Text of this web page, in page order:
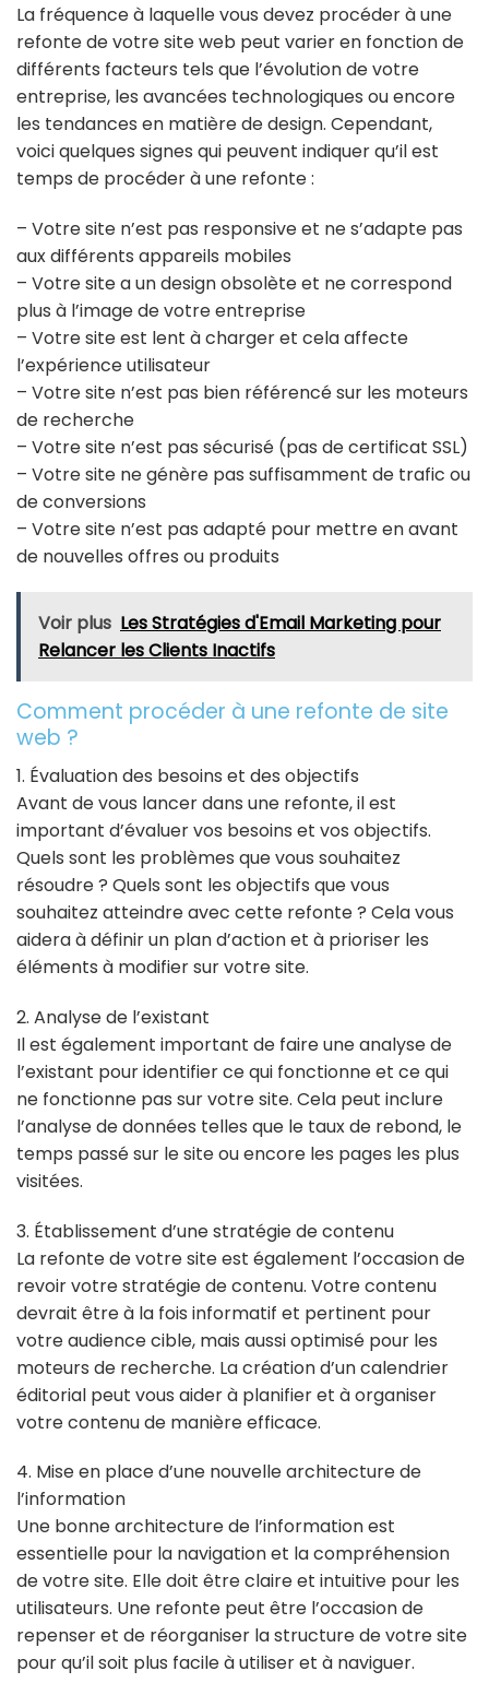
La fréquence à laquelle vous devez procéder à une
refonte de votre site web peut varier en fonction de
différents facteurs tels que l’évolution de votre
entreprise, les avancées technologiques ou encore
les tendances en matière de design. Cependant,
voici quelques signes qui peuvent indiquer qu’il est
temps de procéder à une refonte :
– Votre site n’est pas responsive et ne s’adapte pas
aux différents appareils mobiles
– Votre site a un design obsolète et ne correspond
plus à l’image de votre entreprise
– Votre site est lent à charger et cela affecte
l’expérience utilisateur
– Votre site n’est pas bien référencé sur les moteurs
de recherche
– Votre site n’est pas sécurisé (pas de certificat SSL)
– Votre site ne génère pas suffisamment de trafic ou
de conversions
– Votre site n’est pas adapté pour mettre en avant
de nouvelles offres ou produits
Voir plus Les Stratégies d'Email Marketing pour
Relancer les Clients Inactifs
Comment procéder à une refonte de site
web ?
1. Évaluation des besoins et des objectifs
Avant de vous lancer dans une refonte, il est
important d’évaluer vos besoins et vos objectifs.
Quels sont les problèmes que vous souhaitez
résoudre ? Quels sont les objectifs que vous
souhaitez atteindre avec cette refonte ? Cela vous
aidera à définir un plan d’action et à prioriser les
éléments à modifier sur votre site.
2. Analyse de l’existant
Il est également important de faire une analyse de
l’existant pour identifier ce qui fonctionne et ce qui
ne fonctionne pas sur votre site. Cela peut inclure
l’analyse de données telles que le taux de rebond, le
temps passé sur le site ou encore les pages les plus
visitées.
3. Établissement d’une stratégie de contenu
La refonte de votre site est également l’occasion de
revoir votre stratégie de contenu. Votre contenu
devrait être à la fois informatif et pertinent pour
votre audience cible, mais aussi optimisé pour les
moteurs de recherche. La création d’un calendrier
éditorial peut vous aider à planifier et à organiser
votre contenu de manière efficace.
4. Mise en place d’une nouvelle architecture de
l’information
Une bonne architecture de l’information est
essentielle pour la navigation et la compréhension
de votre site. Elle doit être claire et intuitive pour les
utilisateurs. Une refonte peut être l’occasion de
repenser et de réorganiser la structure de votre site
pour qu’il soit plus facile à utiliser et à naviguer.